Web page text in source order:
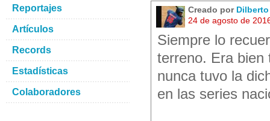
Creado por
24 de agosto de
Siempre lo
terreno. Era bien
nunca tuvo la
en las series
Reportajes
Artículos
Records
Estadísticas
Colaboradores